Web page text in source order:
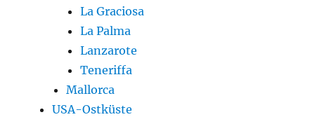
La Graciosa
La Palma
Lanzarote
Teneriffa
Mallorca
USA-Ostküste